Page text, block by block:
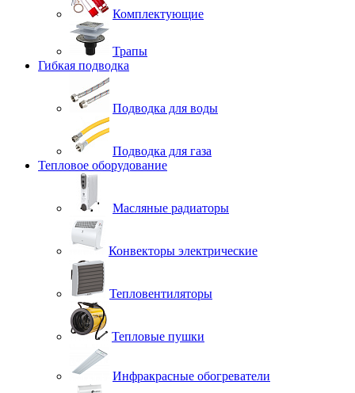
Комплектующие
Трапы
Гибкая подводка
Подводка для воды
Подводка для газа
Тепловое оборудование
Масляные радиаторы
Конвекторы электрические
Тепловентиляторы
Тепловые пушки
Инфракрасные обогреватели